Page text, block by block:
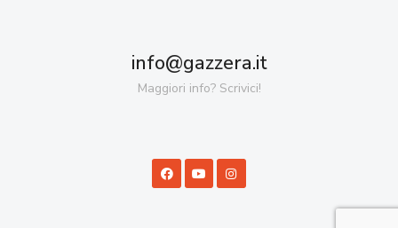
info@gazzera.it
Maggiori info? Scrivici!